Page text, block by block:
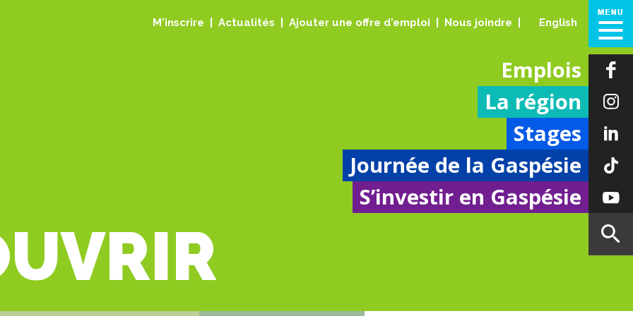
M'inscrire Actualités Ajouter une offre d'emploi Nous joindre English
Emplois
La région
Stages
Journée de la Gaspésie
S’investir en Gaspésie